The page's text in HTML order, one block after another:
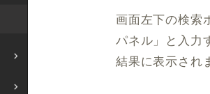
画面左下の検索
パネル」と入力
結果に表示され